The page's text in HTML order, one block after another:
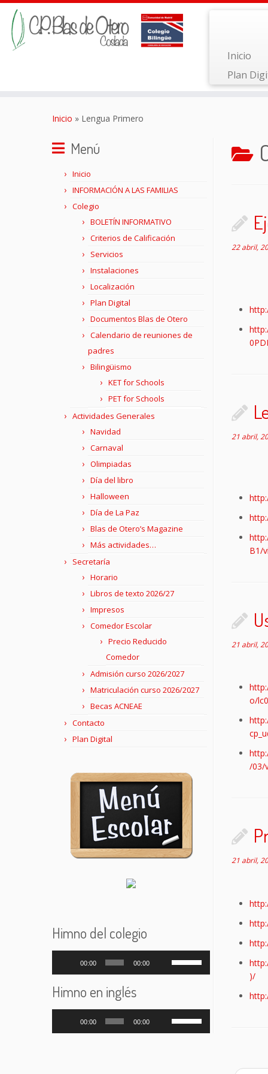
Inicio
Plan
Inicio » Lengua Primero
Menú
Inicio
INFORMACIÓN A LAS FAMILIAS
Colegio
BOLETÍN INFORMATIVO
Criterios de Calificación
Servicios
Instalaciones
Localización
Plan Digital
Documentos Blas de Otero
Calendario de reuniones de
padres
Bilingüismo
KET for Schools
PET for Schools
Actividades Generales
Navidad
Carnaval
Olimpiadas
Día del libro
Halloween
Día de La Paz
Blas de Otero’s Magazine
Más actividades…
Secretaría
Horario
Libros de texto 2026/27
Impresos
Comedor Escolar
Precio Reducido
Comedor
Admisión curso 2026/2027
Matriculación curso 2026/2027
Becas ACNEAE
Contacto
Plan Digital
Himno del colegio
00:00 00:00
flecha
arriba/abajo
para
Himno en inglés
00:00 00:00
22 abril,
21 abril,
B1/
21 abril,
o/
/03/
21 abril,
)/